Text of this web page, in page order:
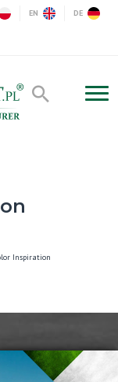
EN DE
Inspiration